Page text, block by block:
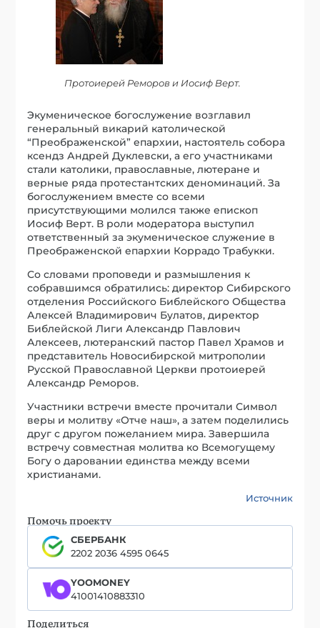
Протоиерей Реморов и Иосиф Верт.
Экуменическое богослужение возглавил
генеральный викарий католической
“Преображенской” епархии, настоятель собора
ксендз Андрей Дуклевски, а его участниками
стали католики, православные, лютеране и
верные ряда протестантских деноминаций. За
богослужением вместе со всеми
присутствующими молился также епископ
Иосиф Верт. В роли модератора выступил
ответственный за экуменическое служение в
Преображенской епархии Коррадо Трабукки.
Со словами проповеди и размышления к
собравшимся обратились: директор Сибирского
отделения Российского Библейского Общества
Алексей Владимирович Булатов, директор
Библейской Лиги Александр Павлович
Алексеев, лютеранский пастор Павел Храмов и
представитель Новосибирской митрополии
Русской Православной Церкви протоиерей
Александр Реморов.
Участники встречи вместе прочитали Символ
веры и молитву «Отче наш», а затем поделились
друг с другом пожеланием мира. Завершила
встречу совместная молитва ко Всемогущему
Богу о даровании единства между всеми
христианами.
Источник
Помочь проекту
СБЕРБАНК
2202 2036 4595 0645
YOOMONEY
41001410883310
Поделиться